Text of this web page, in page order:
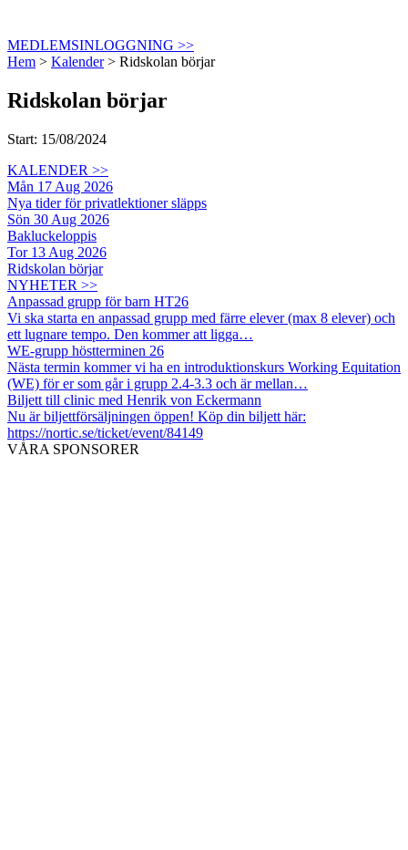
MEDLEMSINLOGGNING >>
Hem > Kalender> Ridskolan börjar
Ridskolan börjar
Start: 15/08/2024
KALENDER >>
Mån 17 Aug 2026
Nya tider för privatlektioner släpps
Sön 30 Aug 2026
Bakluckeloppis
Tor 13 Aug 2026
Ridskolan börjar
NYHETER >>
Anpassad grupp för barn HT26
Vi ska starta en anpassad grupp med färre elever (max 8 elever) och
ett lugnare tempo. Den kommer att ligga…
WE-grupp höstterminen 26
Nästa termin kommer vi ha en introduktionskurs Working Equitation
(WE) för er som går i grupp 2.4-3.3 och är mellan…
Biljett till clinic med Henrik von Eckermann
Nu är biljettförsäljningen öppen! Köp din biljett här:
https://nortic.se/ticket/event/84149
VÅRA SPONSORER